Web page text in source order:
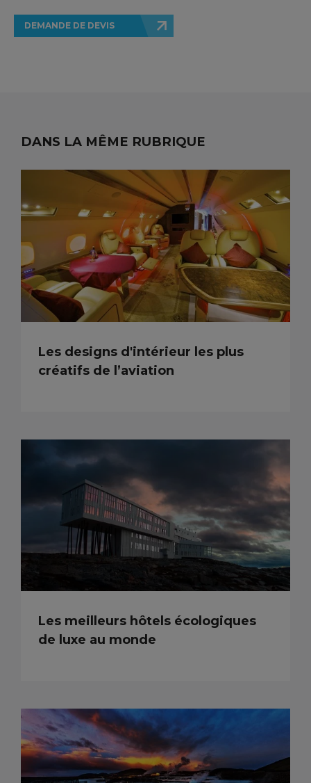
DEMANDE DE DEVIS
DANS LA MÊME RUBRIQUE
Les designs d'intérieur les plus
créatifs de l’aviation
Les meilleurs hôtels écologiques
de luxe au monde